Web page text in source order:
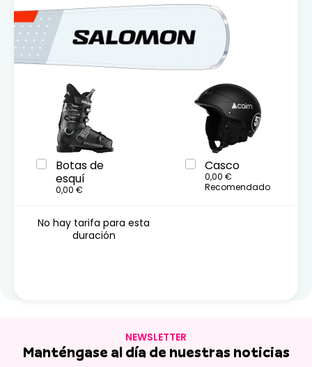
Botas de
esquí
0,00 €
Casco
0,00 €
Recomendado
No hay tarifa para esta
duración
NEWSLETTER
Manténgase al día de nuestras noticias